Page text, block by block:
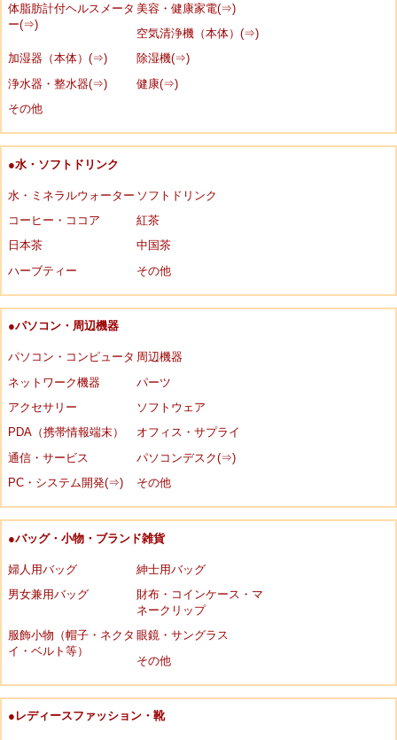
体脂肪計付ヘルスメータ
ー(⇒)
美容・健康家電(⇒)
空気清浄機（本体）(⇒)
加湿器（本体）(⇒)
除湿機(⇒)
浄水器・整水器(⇒)
健康(⇒)
その他
●水・ソフトドリンク
水・ミネラルウォーター ソフトドリンク
コーヒー・ココア
紅茶
日本茶
中国茶
ハーブティー
その他
●パソコン・周辺機器
パソコン・コンピュータ 周辺機器
ネットワーク機器
パーツ
アクセサリー
ソフトウェア
PDA（携帯情報端末）
オフィス・サプライ
通信・サービス
パソコンデスク(⇒)
PC・システム開発(⇒)
その他
●バッグ・小物・ブランド雑貨
婦人用バッグ
紳士用バッグ
男女兼用バッグ
財布・コインケース・マ
ネークリップ
服飾小物（帽子・ネクタ
イ・ベルト等）
眼鏡・サングラス
その他
●レディースファッション・靴